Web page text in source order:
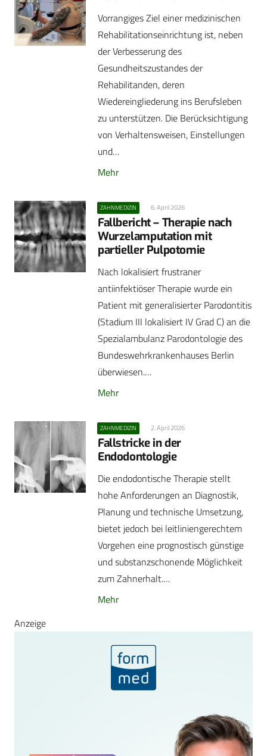
Vorrangiges Ziel einer medizinischen
Rehabilitationseinrichtung ist, neben
der Verbesserung des
Gesundheitszustandes der
Rehabilitanden, deren
Wiedereingliederung ins Berufsleben
zu unterstützen. Die Berücksichtigung
von Verhaltensweisen, Einstellungen
und…
Mehr
ZAHNMEDIZIN 6. April 2026
Fallbericht – Therapie nach
Wurzelamputation mit
partieller Pulpotomie
Nach lokalisiert frustraner
antiinfektiöser Therapie wurde ein
Patient mit generalisierter Parodontitis
(Stadium III lokalisiert IV Grad C) an die
Spezialambulanz Parodontologie des
Bundeswehrkrankenhauses Berlin
überwiesen.…
Mehr
ZAHNMEDIZIN 2. April 2026
Fallstricke in der
Endodontologie
Die endodontische Therapie stellt
hohe Anforderungen an Diagnostik,
Planung und technische Umsetzung,
bietet jedoch bei leitliniengerechtem
Vorgehen eine prognostisch günstige
und substanzschonende Möglichkeit
zum Zahnerhalt.…
Mehr
Anzeige